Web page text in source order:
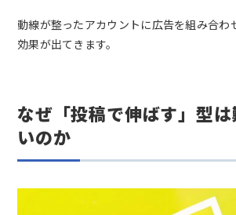
動線が整ったアカウントに広告を組み合わ
効果が出てきます。
なぜ「投稿で伸ばす」型
いのか